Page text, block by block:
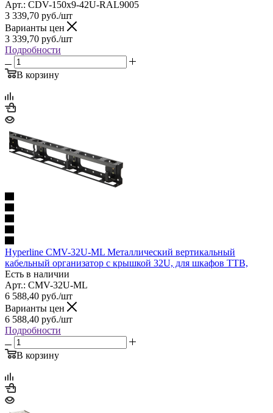
Арт.: CDV-150x9-42U-RAL9005
3 339,70 руб./шт
Варианты цен
3 339,70 руб./шт
Подробности
В корзину
Hyperline CMV-32U-ML Металлический вертикальный
кабельный организатор с крышкой 32U, для шкафов TTB,
Есть в наличии
Арт.: CMV-32U-ML
6 588,40 руб./шт
Варианты цен
6 588,40 руб./шт
Подробности
В корзину